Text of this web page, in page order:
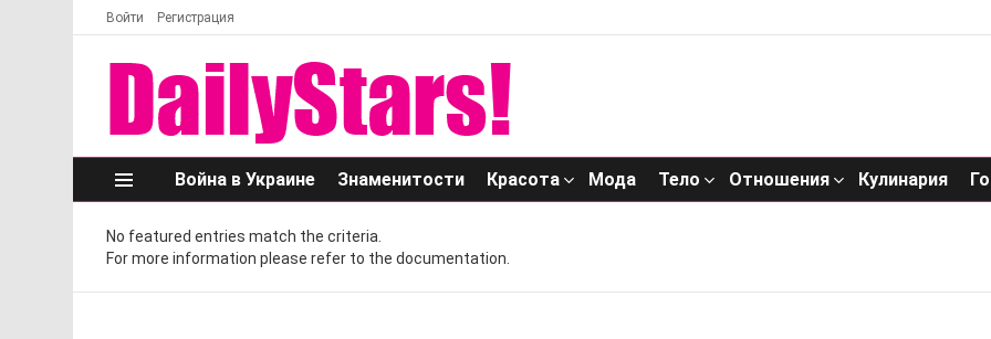
Войти Регистрация
Меню
Война в Украине Знаменитости Красота Мода Тело Отношения Кулинария
No featured entries match the criteria.
For more information please refer to the documentation.